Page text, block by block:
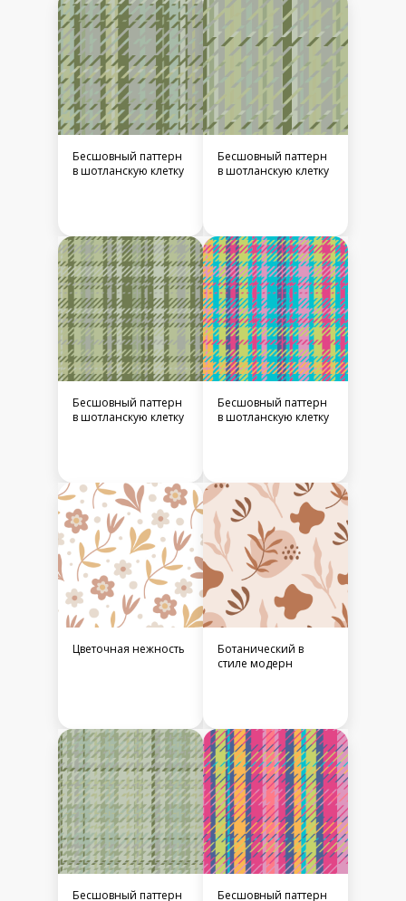
Бесшовный паттерн
в шотланскую клетку
Бесшовный паттерн
в шотланскую клетку
Бесшовный паттерн
в шотланскую клетку
Бесшовный паттерн
в шотланскую клетку
Цветочная нежность
Ботанический в
стиле модерн
Бесшовный паттерн Бесшовный паттерн